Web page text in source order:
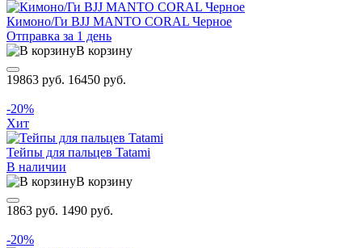
Кимоно/Ги BJJ MANTO CORAL Черное
Отправка за 1 день
В корзину
19863 руб. 16450 руб.
-20%
Хит
Тейпы для пальцев Tatami
В наличии
В корзину
1863 руб. 1490 руб.
-20%